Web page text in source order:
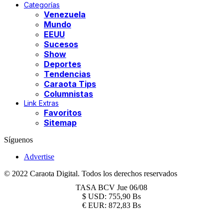
Categorías
Venezuela
Mundo
EEUU
Sucesos
Show
Deportes
Tendencias
Caraota Tips
Columnistas
Link Extras
Favoritos
Sitemap
Síguenos
Advertise
© 2022 Caraota Digital. Todos los derechos reservados
TASA BCV Jue 06/08
$ USD: 755,90 Bs
€ EUR: 872,83 Bs